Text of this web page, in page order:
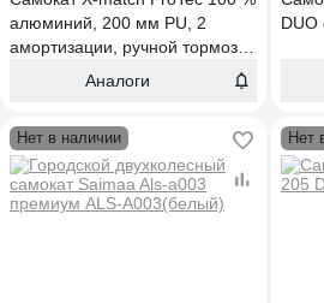
алюминий, 200 мм PU, 2
амортизации, ручной тормоз
Аналоги
DUO
Нет в наличии Нет